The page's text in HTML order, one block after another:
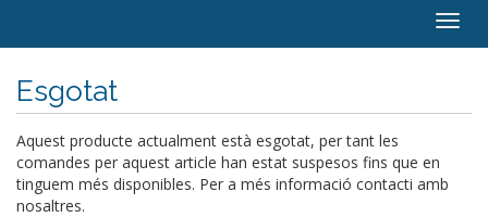
Esgotat
Aquest producte actualment està esgotat, per tant les
comandes per aquest article han estat suspesos fins que en
tinguem més disponibles. Per a més informació contacti amb
nosaltres.